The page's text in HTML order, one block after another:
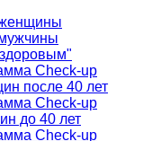
Check-up
после 40 лет
Check-up
до 40 лет
Check-up